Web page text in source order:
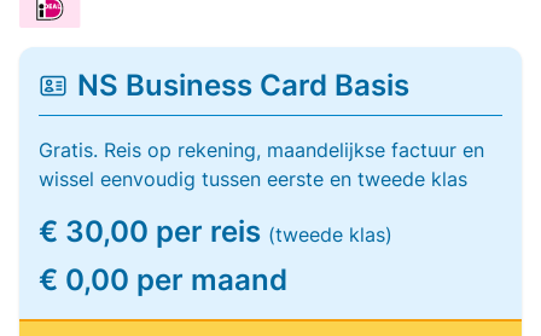
NS Business Card Basis
Gratis. Reis op rekening, maandelijkse factuur en
wissel eenvoudig tussen eerste en tweede klas
€ 30,00 per reis (tweede klas)
€ 0,00 per maand